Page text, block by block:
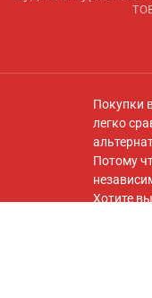
Покупки
легко
Потому
Хотите